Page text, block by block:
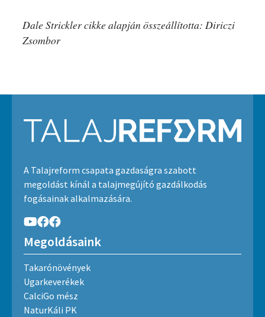
Dale Strickler cikke alapján összeállította: Diriczi
Zsombor
A Talajreform csapata gazdaságra szabott
megoldást kínál a talajmegújító gazdálkodás
fogásainak alkalmazására.
Megoldásaink
Takarónövények
Ugarkeverékek
CalciGo mész
NaturKáli PK